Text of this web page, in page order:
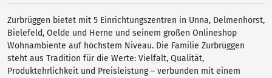
Zurbrüggen bietet mit 5 Einrichtungszentren in Unna, Delmenhorst,
Bielefeld, Oelde und Herne und seinem großen Onlineshop
Wohnambiente auf höchstem Niveau. Die Familie Zurbrüggen
steht aus Tradition für die Werte: Vielfalt, Qualität,
Produktehrlichkeit und Preisleistung – verbunden mit einem